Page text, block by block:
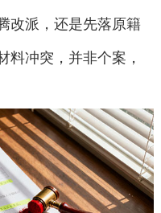
改派，还是先落原籍
料冲突，并非个案，